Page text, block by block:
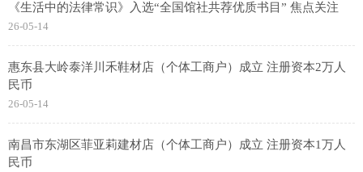
《生活中的法律常识》入选“全国馆社共荐优质书目” 焦点关注
26-05-14
惠东县大岭泰洋川禾鞋材店（个体工商户）成立 注册资本2万人
民币
26-05-14
南昌市东湖区菲亚莉建材店（个体工商户）成立 注册资本1万人
民币